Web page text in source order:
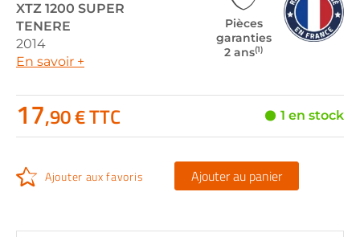
XTZ 1200 SUPER
TENERE
2014
En savoir +
Pièces
garanties
2 ans(1)
17,90 € TTC 1 en stock
Ajouter aux favoris Ajouter au panier